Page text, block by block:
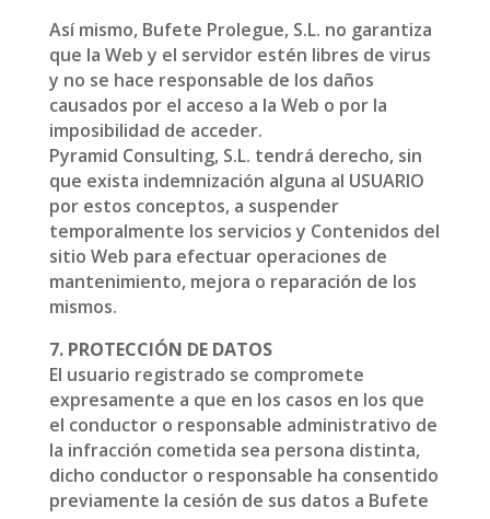
Así mismo, Bufete Prolegue, S.L. no garantiza
que la Web y el servidor estén libres de virus
y no se hace responsable de los daños
causados por el acceso a la Web o por la
imposibilidad de acceder.
Pyramid Consulting, S.L. tendrá derecho, sin
que exista indemnización alguna al USUARIO
por estos conceptos, a suspender
temporalmente los servicios y Contenidos del
sitio Web para efectuar operaciones de
mantenimiento, mejora o reparación de los
mismos.
7. PROTECCIÓN DE DATOS
El usuario registrado se compromete
expresamente a que en los casos en los que
el conductor o responsable administrativo de
la infracción cometida sea persona distinta,
dicho conductor o responsable ha consentido
previamente la cesión de sus datos a Bufete